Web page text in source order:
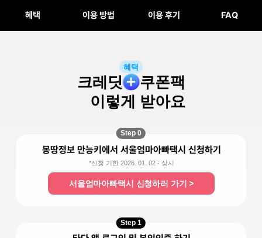
혜택 이용 방법 이용 후기 FAQ
혜택
이렇게 받아요
크레딧 쿠폰팩
몽땅정보 만능키에서 서울엄마아빠택시 신청하기
*신청 기한 2026. 01. 02 - 상시
Step 0
서울엄마아빠택시 신청하러 가기 >
Step 1